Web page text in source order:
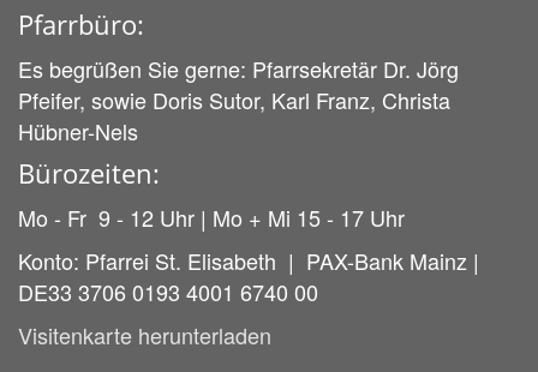
Pfarrbüro:
Es begrüßen Sie gerne: Pfarrsekretär Dr. Jörg
Pfeifer, sowie Doris Sutor, Karl Franz, Christa
Hübner-Nels
Bürozeiten:
Mo - Fr 9 - 12 Uhr | Mo + Mi 15 - 17 Uhr
Konto: Pfarrei St. Elisabeth | PAX-Bank Mainz |
DE33 3706 0193 4001 6740 00
Visitenkarte herunterladen